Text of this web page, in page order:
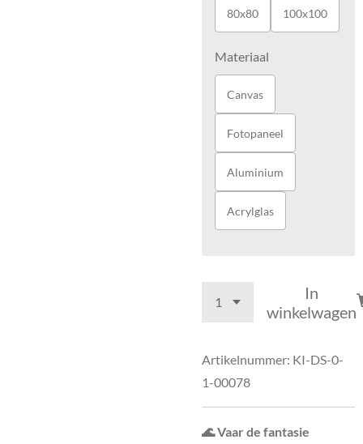
80x80 100x100
Materiaal
Canvas
Fotopaneel
Aluminium
Acrylglas
In
winkelwagen
Artikelnummer: KI-DS-0-
1-00078
🌊 Vaar de fantasie